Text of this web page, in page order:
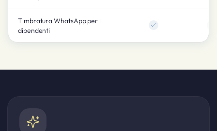
Timbratura WhatsApp per i
dipendenti